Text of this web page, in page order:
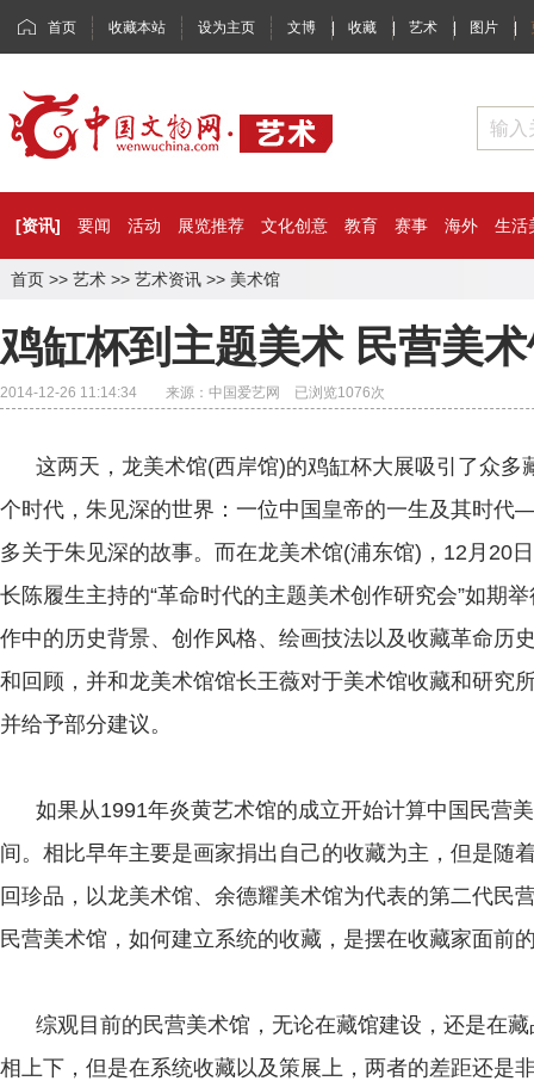
首页 收藏本站 设为主页 文博 | 收藏 | 艺术 | 图片 |
[资讯] 要闻 活动 展览推荐 文化创意 教育 赛事 海外 生活
首页 >> 艺术 >> 艺术资讯 >> 美术馆
鸡缸杯到主题美术 民营美
2014-12-26 11:14:34 来源：中国爱艺网 已浏览1076次
这两天，龙美术馆(西岸馆)的鸡缸杯大展吸引了众多
个时代，朱见深的世界：一位中国皇帝的一生及其时代
多关于朱见深的故事。而在龙美术馆(浦东馆)，12月20
长陈履生主持的“革命时代的主题美术创作研究会”如期
作中的历史背景、创作风格、绘画技法以及收藏革命历
和回顾，并和龙美术馆馆长王薇对于美术馆收藏和研究
并给予部分建议。
如果从1991年炎黄艺术馆的成立开始计算中国民营
间。相比早年主要是画家捐出自己的收藏为主，但是随
回珍品，以龙美术馆、余德耀美术馆为代表的第二代民
民营美术馆，如何建立系统的收藏，是摆在收藏家面前
综观目前的民营美术馆，无论在藏馆建设，还是在藏
相上下，但是在系统收藏以及策展上，两者的差距还是